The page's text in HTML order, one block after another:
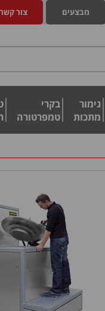
צור קשר מבצעים
גימור
מתכות
בקרי
טמפרטורה